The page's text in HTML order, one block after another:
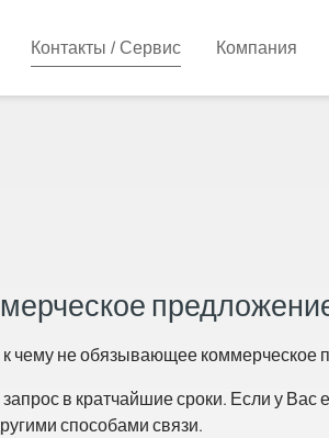
Контакты / Сервис Компания
не обязывающее коммерческое
в кратчайшие сроки. Если у Вас
способами связи.